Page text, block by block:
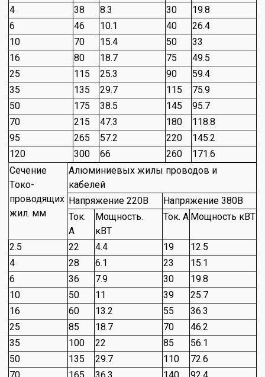
4 38 8.3 30
19.8
6
46 10.1 40
26.4
10
70 15.4 50
33
16
80 18.7 75
49.5
25
115 25.3 90
59.4
35
135 29.7 115
75.9
50
175 38.5 145
95.7
70
215 47.3 180
118.8
95
265 57.2 220
145.2
120
300 66 260
171.6
Сечение
Tоко-
проводящих
жил. мм
Алюминиевых жилы проводов и
кабелей
Напряжение 220В
Напряжение 380В
Ток.
А
Мощность.
кВТ
Ток. А Мощность кВТ
2.5 22 4.4 19
12.5
4
28 6.1 23
15.1
6
36 7.9 30
19.8
10
50 11 39
25.7
16
60 13.2 55
36.3
25
85 18.7 70
46.2
35
100 22 85
56.1
50
135 29.7 110
72.6